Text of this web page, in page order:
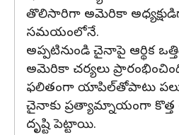
తొలిసారిగా అమెరికా
సమయంలోనే.
అప్పటినుండి చైనాపై ఆర్థిక
అమెరికా చర్యలు
ఫలితంగా యాపిల్‌తోపాటు పలు
చైనాకు ప్రత్యామ్నాయంగా
దృష్టి పెట్టాయి.